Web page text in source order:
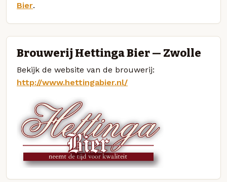
Bier.
Brouwerij Hettinga Bier — Zwolle
Bekijk de website van de brouwerij:
http://www.hettingabier.nl/